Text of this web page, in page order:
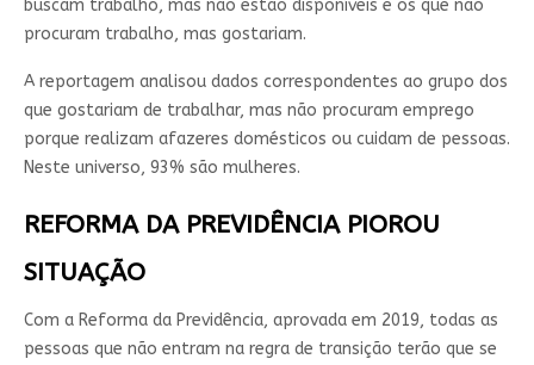
buscam trabalho, mas não estão disponíveis e os que não
procuram trabalho, mas gostariam.
A reportagem analisou dados correspondentes ao grupo dos
que gostariam de trabalhar, mas não procuram emprego
porque realizam afazeres domésticos ou cuidam de pessoas.
Neste universo, 93% são mulheres.
REFORMA DA PREVIDÊNCIA PIOROU
SITUAÇÃO
Com a Reforma da Previdência, aprovada em 2019, todas as
pessoas que não entram na regra de transição terão que se